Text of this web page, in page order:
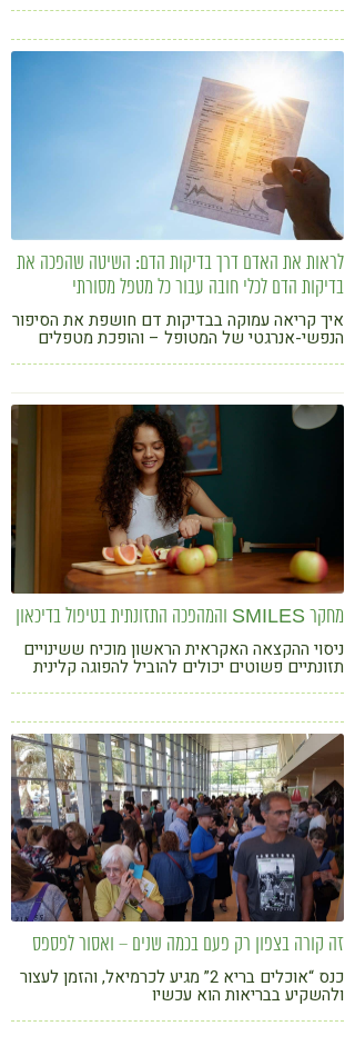
לראות את האדם דרך בדיקות הדם: השיטה שהפכה את
בדיקות הדם לכלי חובה עבור כל מטפל מסורתי
איך קריאה עמוקה בבדיקות דם חושפת את הסיפור
הנפשי-אנרגטי של המטופל – והופכת מטפלים
מחקר SMILES והמהפכה התזונתית בטיפול בדיכאון
ניסוי ההקצאה האקראית הראשון מוכיח ששינויים
תזונתיים פשוטים יכולים להוביל להפוגה קלינית
זה קורה בצפון רק פעם בכמה שנים – ואסור לפספס
כנס “אוכלים בריא 2” מגיע לכרמיאל, והזמן לעצור
ולהשקיע בבריאות הוא עכשיו